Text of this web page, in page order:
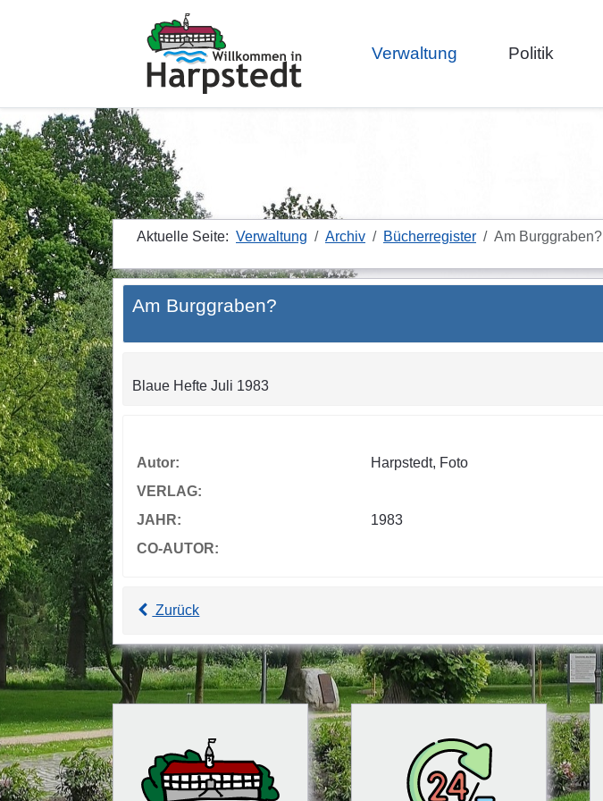
Verwaltung Politik
Aktuelle Seite: Verwaltung Archiv Bücherregister Am Burggraben?
Am Burggraben?
Blaue Hefte Juli 1983
Autor:
Harpstedt, Foto
VERLAG:
JAHR:
1983
CO-AUTOR:
Zurück